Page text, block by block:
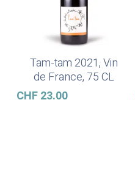
In Den Warenkorb
Tam-tam 2021, Vin
de France, 75 CL
CHF23.00